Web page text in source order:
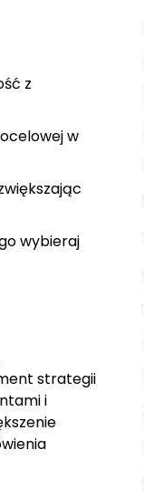
z
w
wybieraj
strategii
i